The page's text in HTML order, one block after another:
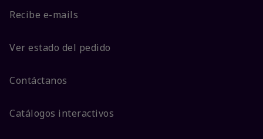
Recibe e-mails
Ver estado del pedido
Contáctanos
Catálogos interactivos